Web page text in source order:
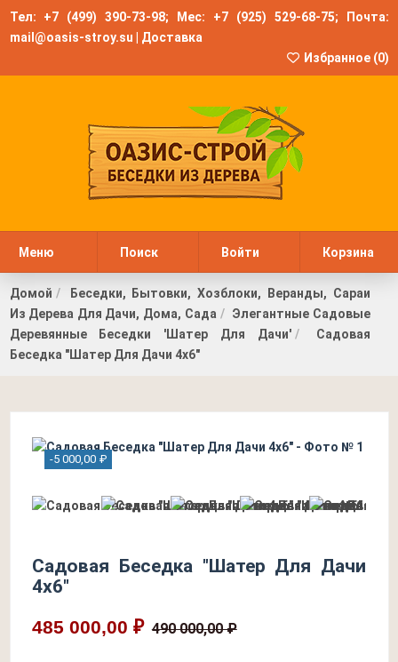
Тел: +7 (499) 390-73-98; Мес: +7 (925) 529-68-75; Почта:
mail@oasis-stroy.su
Доставка
Избранное (0)
Меню Поиск Войти Корзина
Домой
Беседки, Бытовки, Хозблоки, Веранды, Сараи
Из Дерева Для Дачи, Дома, Сада
Элегантные Садовые
Деревянные Беседки 'Шатер Для Дачи'
Садовая
Беседка "Шатер Для Дачи 4х6"
-5 000,00 ₽
Садовая Беседка "Шатер Для Дачи
4х6"
485 000,00 ₽ 490 000,00 ₽